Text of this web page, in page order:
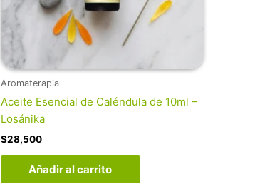
Aromaterapia
Aceite Esencial de Caléndula de 10ml –
Losánika
$28,500
Añadir al carrito